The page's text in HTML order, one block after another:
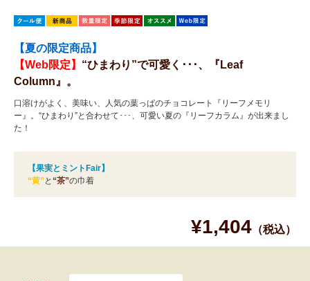
【夏の限定商品】
【Web限定】 “ひまわり”で可愛く･･･、『Leaf
Column』。
口溶けがよく、美味い、人気の葉っぱのチョコレート『リーフメモリ
ー』。“ひまわり”と合わせて･･･、可愛い夏の『リーフカラム』が出来まし
た！
【果実とミントFair】
“黄”と “茶”の巾着
¥1,404 （税込）